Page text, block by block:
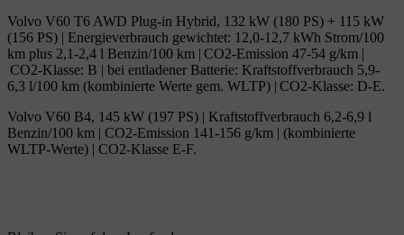
Volvo V60 T6 AWD Plug-in Hybrid, 132 kW (180 PS) + 115 kW
(156 PS) | Energieverbrauch gewichtet: 12,0-12,7 kWh Strom/100
km plus 2,1-2,4 l Benzin/100 km | CO2-Emission 47-54 g/km |
CO2-Klasse: B | bei entladener Batterie: Kraftstoffverbrauch 5,9-
6,3 l/100 km (kombinierte Werte gem. WLTP) | CO2-Klasse: D-E.
Volvo V60 B4, 145 kW (197 PS) | Kraftstoffverbrauch 6,2-6,9 l
Benzin/100 km | CO2-Emission 141-156 g/km | (kombinierte
WLTP-Werte) | CO2-Klasse E-F.